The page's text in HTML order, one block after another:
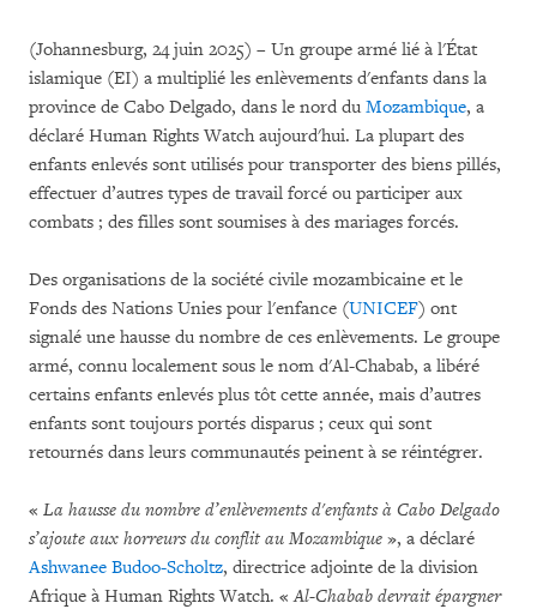
(Johannesburg, 24 juin 2025) – Un groupe armé lié à l'État
islamique (EI) a multiplié les enlèvements d'enfants dans la
province de Cabo Delgado, dans le nord du Mozambique, a
déclaré Human Rights Watch aujourd'hui. La plupart des
enfants enlevés sont utilisés pour transporter des biens pillés,
effectuer d’autres types de travail forcé ou participer aux
combats ; des filles sont soumises à des mariages forcés.
Des organisations de la société civile mozambicaine et le
Fonds des Nations Unies pour l'enfance (UNICEF) ont
signalé une hausse du nombre de ces enlèvements. Le groupe
armé, connu localement sous le nom d'Al-Chabab, a libéré
certains enfants enlevés plus tôt cette année, mais d’autres
enfants sont toujours portés disparus ; ceux qui sont
retournés dans leurs communautés peinent à se réintégrer.
« La hausse du nombre d’enlèvements d'enfants à Cabo Delgado
s’ajoute aux horreurs du conflit au Mozambique », a déclaré
Ashwanee Budoo-Scholtz, directrice adjointe de la division
Afrique à Human Rights Watch. « Al-Chabab devrait épargner